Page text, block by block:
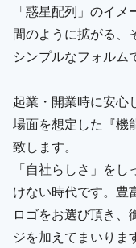
「惑星配列」のイ
間のように拡がる、
シンプルなフォルム
起業・開業時に安心
場面を想定した『機
致します。
「自社らしさ」を
けない時代です。豊
ロゴをお選び頂き、
ジを加えてまいりま